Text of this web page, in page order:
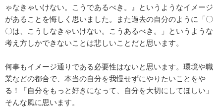
ゃなきゃいけない。こうであるべき。』というようなイメージ
があることを悔しく思いました。また過去の自分のように「〇
〇は、こうしなきゃいけない。こうあるべき。」というような
考え方しかできないことは悲しいことだと思います。
何事もイメージ通りである必要性はないと思います。環境や職
業などの都合で、本当の自分を我慢せずにやりたいことをや
る！「自分をもっと好きになって、自分を大切にしてほしい」
そんな風に思います。